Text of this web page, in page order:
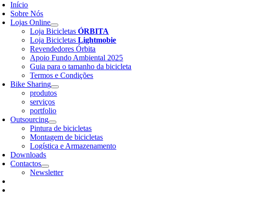
Início
Sobre Nós
Lojas Online
Loja BicicletasÓRBITA
Loja BicicletasLightmobie
Revendedores Órbita
Apoio Fundo Ambiental 2025
Guia para o tamanho da bicicleta
Termos e Condições
Bike Sharing
produtos
serviços
portfolio
Outsourcing
Pintura de bicicletas
Montagem de bicicletas
Logística e Armazenamento
Downloads
Contactos
Newsletter